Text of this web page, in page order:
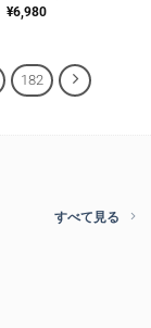
¥6,980
182
すべて見る